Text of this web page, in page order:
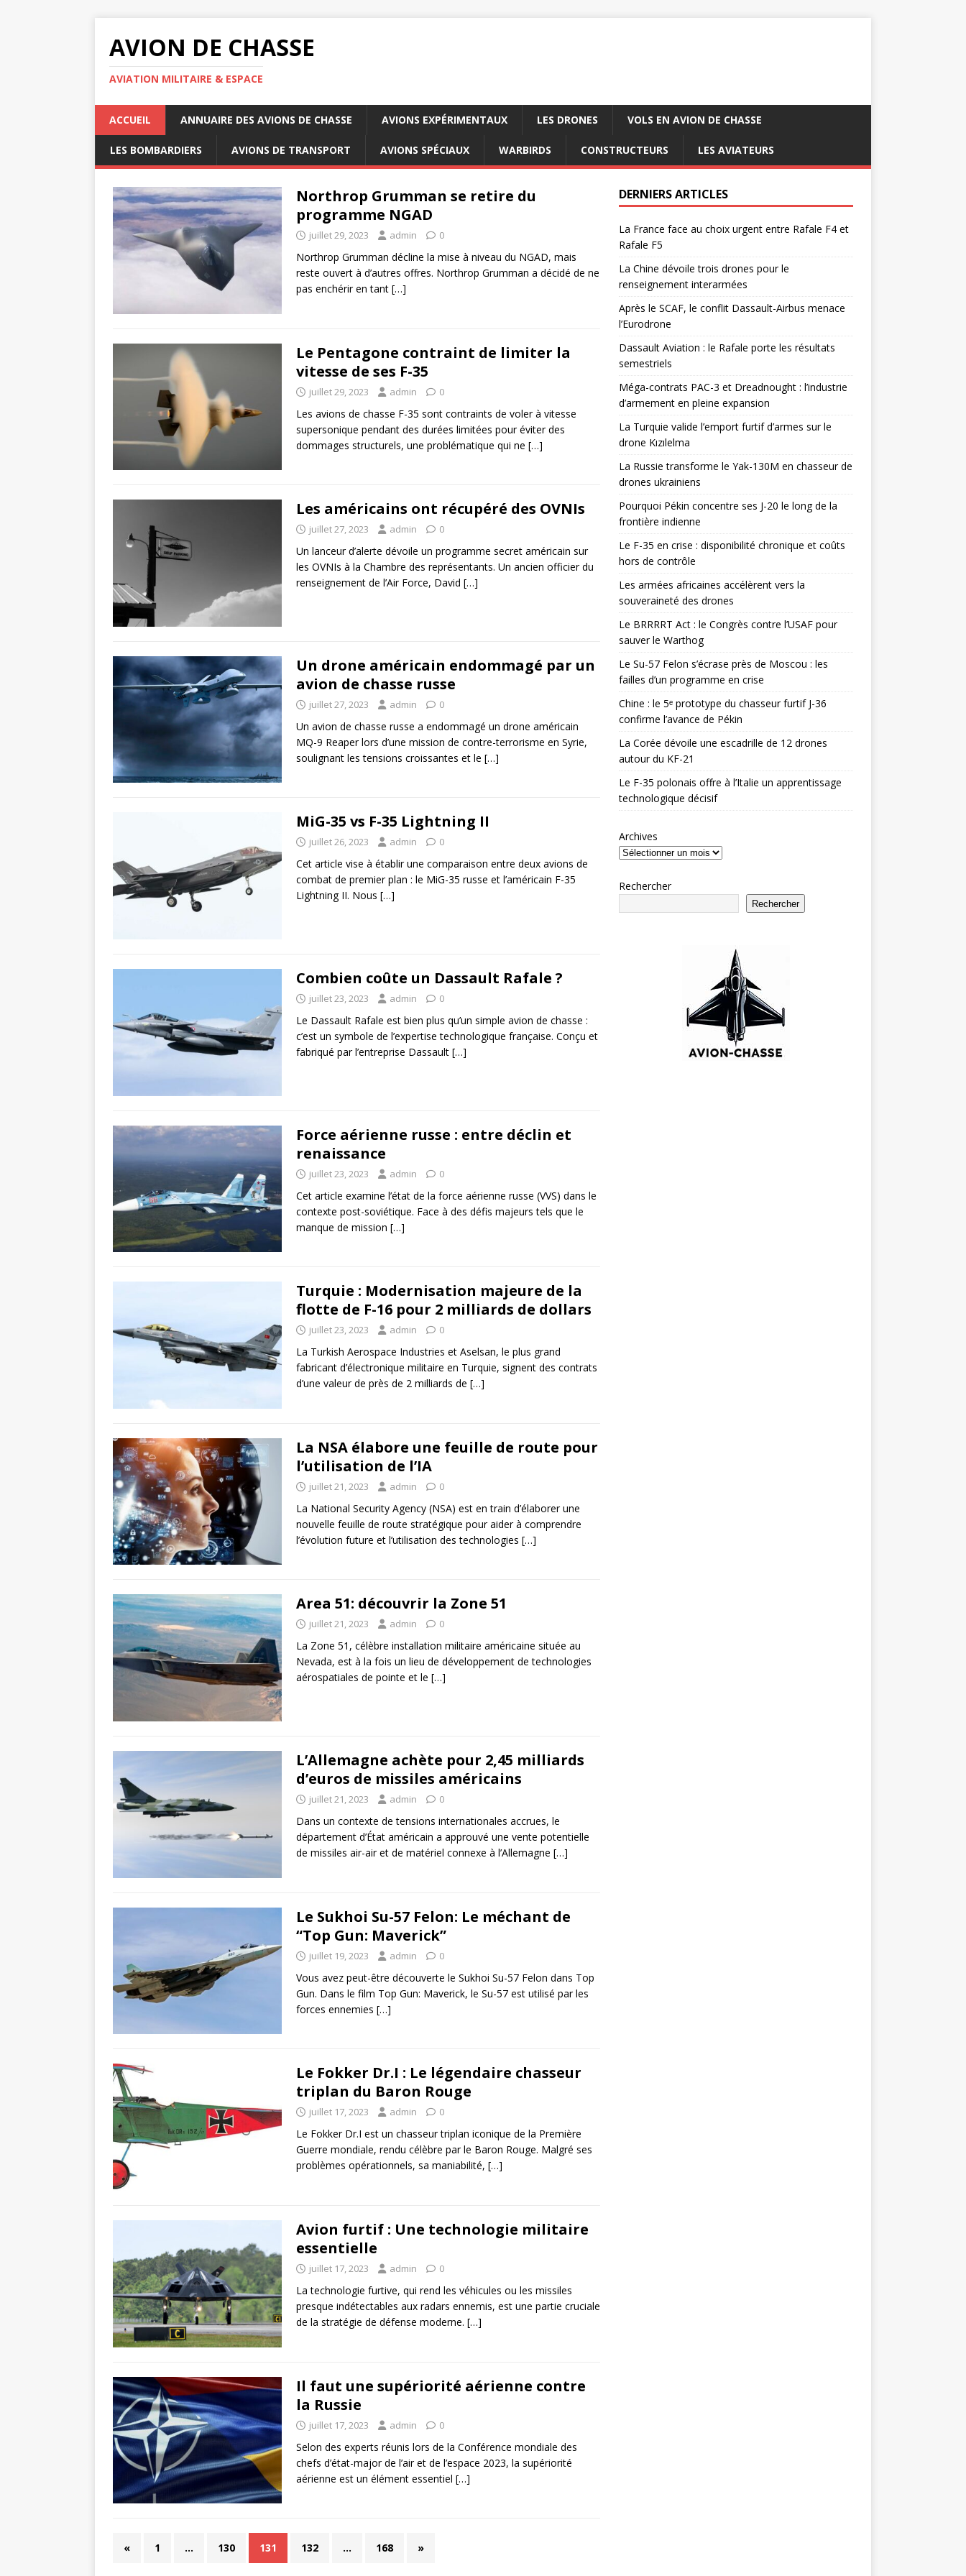
AVION DE CHASSE
AVIATION MILITAIRE & ESPACE
ACCUEIL ANNUAIRE DES AVIONS DE CHASSE AVIONS EXPÉRIMENTAUX LES DRONES VOLS EN AVION DE CHASSE
LES BOMBARDIERS AVIONS DE TRANSPORT AVIONS SPÉCIAUX WARBIRDS CONSTRUCTEURS LES AVIATEURS
Northrop Grumman se retire du
programme NGAD
juillet 29, 2023 admin 0
Northrop Grumman décline la mise à niveau du NGAD, mais
reste ouvert à d’autres offres. Northrop Grumman a décidé de ne
pas enchérir en tant […]
Le Pentagone contraint de limiter la
vitesse de ses F-35
juillet 29, 2023 admin 0
Les avions de chasse F-35 sont contraints de voler à vitesse
supersonique pendant des durées limitées pour éviter des
dommages structurels, une problématique qui ne […]
Les américains ont récupéré des OVNIs
juillet 27, 2023 admin 0
Un lanceur d’alerte dévoile un programme secret américain sur
les OVNIs à la Chambre des représentants. Un ancien officier du
renseignement de l’Air Force, David […]
Un drone américain endommagé par un
avion de chasse russe
juillet 27, 2023 admin 0
Un avion de chasse russe a endommagé un drone américain
MQ-9 Reaper lors d’une mission de contre-terrorisme en Syrie,
soulignant les tensions croissantes et le […]
MiG-35 vs F-35 Lightning II
juillet 26, 2023 admin 0
Cet article vise à établir une comparaison entre deux avions de
combat de premier plan : le MiG-35 russe et l’américain F-35
Lightning II. Nous […]
Combien coûte un Dassault Rafale ?
juillet 23, 2023 admin 0
Le Dassault Rafale est bien plus qu’un simple avion de chasse :
c’est un symbole de l’expertise technologique française. Conçu et
fabriqué par l’entreprise Dassault […]
Force aérienne russe : entre déclin et
renaissance
juillet 23, 2023 admin 0
Cet article examine l’état de la force aérienne russe (VVS) dans le
contexte post-soviétique. Face à des défis majeurs tels que le
manque de mission […]
Turquie : Modernisation majeure de la
flotte de F-16 pour 2 milliards de dollars
juillet 23, 2023 admin 0
La Turkish Aerospace Industries et Aselsan, le plus grand
fabricant d’électronique militaire en Turquie, signent des contrats
d’une valeur de près de 2 milliards de […]
La NSA élabore une feuille de route pour
l’utilisation de l’IA
juillet 21, 2023 admin 0
La National Security Agency (NSA) est en train d’élaborer une
nouvelle feuille de route stratégique pour aider à comprendre
l’évolution future et l’utilisation des technologies […]
Area 51: découvrir la Zone 51
juillet 21, 2023 admin 0
La Zone 51, célèbre installation militaire américaine située au
Nevada, est à la fois un lieu de développement de technologies
aérospatiales de pointe et le […]
L’Allemagne achète pour 2,45 milliards
d’euros de missiles américains
juillet 21, 2023 admin 0
Dans un contexte de tensions internationales accrues, le
département d’État américain a approuvé une vente potentielle
de missiles air-air et de matériel connexe à l’Allemagne […]
Le Sukhoi Su-57 Felon: Le méchant de
“Top Gun: Maverick”
juillet 19, 2023 admin 0
Vous avez peut-être découverte le Sukhoi Su-57 Felon dans Top
Gun. Dans le film Top Gun: Maverick, le Su-57 est utilisé par les
forces ennemies […]
Le Fokker Dr.I : Le légendaire chasseur
triplan du Baron Rouge
juillet 17, 2023 admin 0
Le Fokker Dr.I est un chasseur triplan iconique de la Première
Guerre mondiale, rendu célèbre par le Baron Rouge. Malgré ses
problèmes opérationnels, sa maniabilité, […]
Avion furtif : Une technologie militaire
essentielle
juillet 17, 2023 admin 0
La technologie furtive, qui rend les véhicules ou les missiles
presque indétectables aux radars ennemis, est une partie cruciale
de la stratégie de défense moderne. […]
Il faut une supériorité aérienne contre
la Russie
juillet 17, 2023 admin 0
Selon des experts réunis lors de la Conférence mondiale des
chefs d’état-major de l’air et de l’espace 2023, la supériorité
aérienne est un élément essentiel […]
« 1 … 130 131 132 … 168 »
DERNIERS ARTICLES
La France face au choix urgent entre Rafale F4 et
Rafale F5
La Chine dévoile trois drones pour le
renseignement interarmées
Après le SCAF, le conflit Dassault-Airbus menace
l’Eurodrone
Dassault Aviation : le Rafale porte les résultats
semestriels
Méga-contrats PAC-3 et Dreadnought : l’industrie
d’armement en pleine expansion
La Turquie valide l’emport furtif d’armes sur le
drone Kızılelma
La Russie transforme le Yak-130M en chasseur de
drones ukrainiens
Pourquoi Pékin concentre ses J-20 le long de la
frontière indienne
Le F-35 en crise : disponibilité chronique et coûts
hors de contrôle
Les armées africaines accélèrent vers la
souveraineté des drones
Le BRRRRT Act : le Congrès contre l’USAF pour
sauver le Warthog
Le Su-57 Felon s’écrase près de Moscou : les
failles d’un programme en crise
Chine : le 5ᵉ prototype du chasseur furtif J-36
confirme l’avance de Pékin
La Corée dévoile une escadrille de 12 drones
autour du KF-21
Le F-35 polonais offre à l’Italie un apprentissage
technologique décisif
Archives
Rechercher
Rechercher